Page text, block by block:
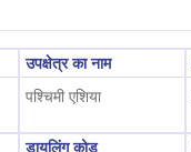
उपक्षेत्र का नाम
पश्चिमी एशिया
डायलिंग कोड